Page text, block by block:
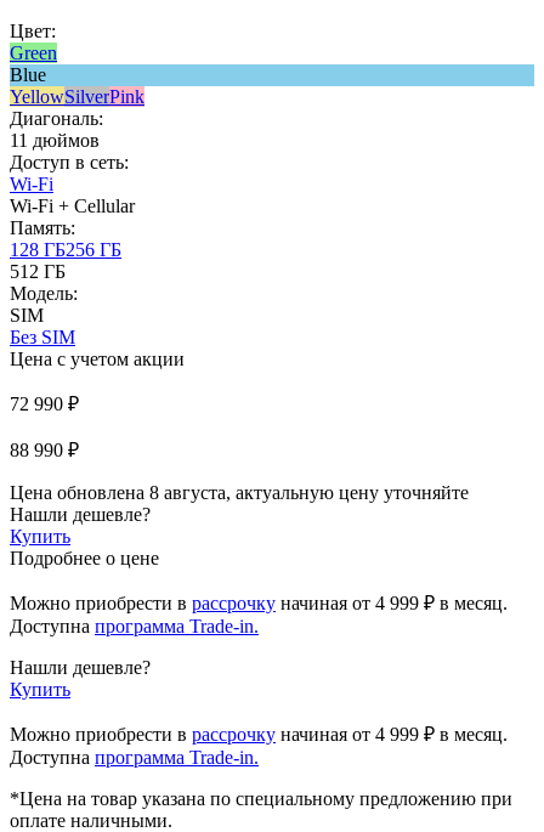
Цвет:
Green
Blue
YellowSilverPink
Диагональ:
11 дюймов
Доступ в сеть:
Wi-Fi
Wi-Fi + Cellular
Память:
128 ГБ256 ГБ
512 ГБ
Модель:
SIM
Без SIM
Цена с учетом акции
72 990 ₽
88 990 ₽
Цена обновлена 8 августа, актуальную цену уточняйте
Нашли дешевле?
Купить
Подробнее о цене
Можно приобрести в рассрочку начиная от 4 999 ₽ в месяц.
Доступна программа Trade-in.
Нашли дешевле?
Купить
Можно приобрести в рассрочку начиная от 4 999 ₽ в месяц.
Доступна программа Trade-in.
*Цена на товар указана по специальному предложению при
оплате наличными.